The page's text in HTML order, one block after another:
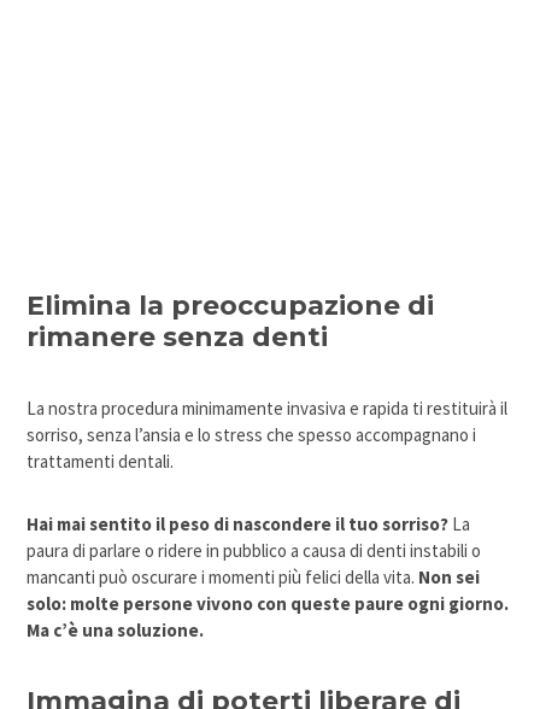
Elimina la preoccupazione di
rimanere senza denti
La nostra procedura minimamente invasiva e rapida ti restituirà il
sorriso, senza l’ansia e lo stress che spesso accompagnano i
trattamenti dentali.
Hai mai sentito il peso di nascondere il tuo sorriso? La
paura di parlare o ridere in pubblico a causa di denti instabili o
mancanti può oscurare i momenti più felici della vita. Non sei
solo: molte persone vivono con queste paure ogni giorno.
Ma c’è una soluzione.
Immagina di poterti liberare di